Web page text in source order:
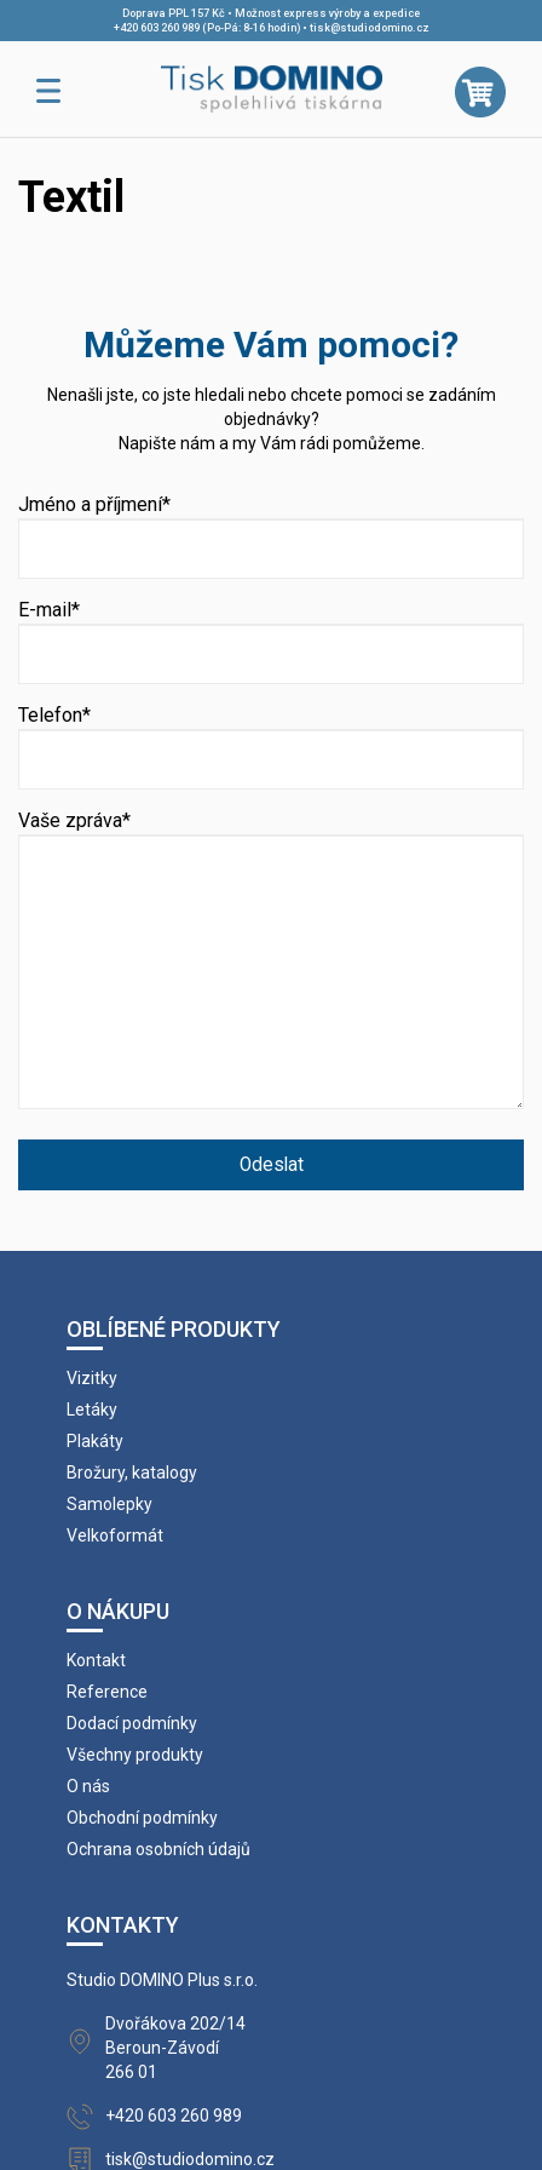
Doprava PPL 157 Kč • Možnost express výroby a expedice
+420 603 260 989 (Po-Pá: 8-16 hodin)• tisk@studiodomino.cz
Textil
Můžeme Vám pomoci?
Nenašli jste, co jste hledali nebo chcete pomoci se zadáním
objednávky?
Napište nám a my Vám rádi pomůžeme.
Jméno a příjmení*
E-mail*
Telefon*
Vaše zpráva*
Odeslat
OBLÍBENÉ PRODUKTY
Vizitky
Letáky
Plakáty
Brožury, katalogy
Samolepky
Velkoformát
O NÁKUPU
Kontakt
Reference
Dodací podmínky
Všechny produkty
O nás
Obchodní podmínky
Ochrana osobních údajů
KONTAKTY
Studio DOMINO Plus s.r.o.
Dvořákova 202/14
Beroun-Závodí
266 01
+420 603 260 989
tisk@studiodomino.cz